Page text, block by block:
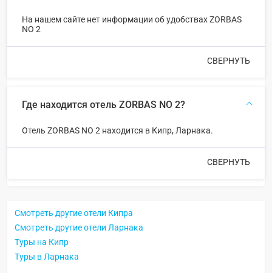
На нашем сайте нет информации об удобствах ZORBAS
NO 2
СВЕРНУТЬ
Где находится отель ZORBAS NO 2?
Отель ZORBAS NO 2 находится в Кипр, Ларнака.
СВЕРНУТЬ
Смотреть другие отели Кипра
Смотреть другие отели Ларнака
Туры на Кипр
Туры в Ларнака